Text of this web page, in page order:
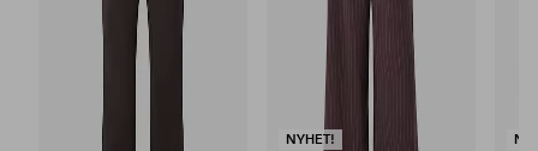
NYHET!